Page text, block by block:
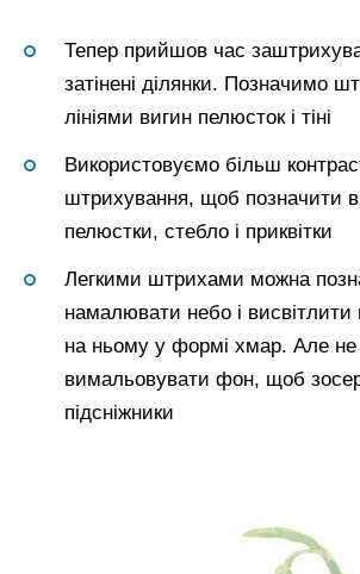
Тепер прийшов час
затінені ділянки. Позначимо
лініями вигин пелюсток і тіні
Використовуємо більш
штрихування, щоб позначити
пелюстки, стебло і приквітки
Легкими штрихами можна
намалювати небо і висвітлити
на ньому у формі хмар. Але не
вимальовувати фон, щоб
підсніжники